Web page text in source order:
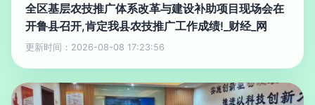
全区基层农技推广体系改革与建设补助项目现场会在
开鲁县召开,肯定我县农技推广工作成绩!_财经_网
更新时间：2026-08-08 17:23:56